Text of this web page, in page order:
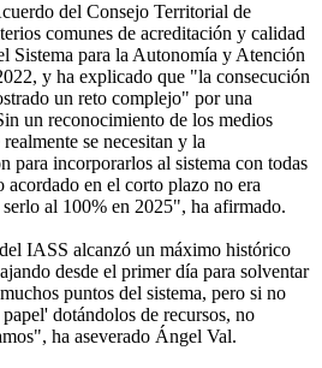
del Consejo Territorial de
comunes de acreditación y calidad
Sistema para la Autonomía y Atención
y ha explicado que "la consecución
un reto complejo" por una
un reconocimiento de los medios
se necesitan y la
para incorporarlos al sistema con todas
en el corto plazo no era
al 100% en 2025", ha afirmado.
IASS alcanzó un máximo histórico
desde el primer día para solventar
puntos del sistema, pero si no
dotándolos de recursos, no
ha aseverado Ángel Val.